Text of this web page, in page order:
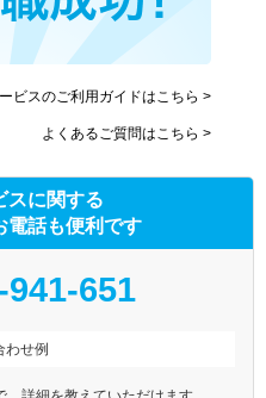
ビスのご利用ガイドはこちら >
よくあるご質問はこちら >
スに関する
電話も便利です
941-651
わせ例